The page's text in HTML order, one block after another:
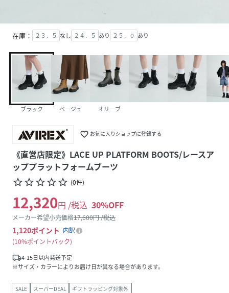
在庫： ２３．５ なし ２４．５ あり ２５．０ あり
ブラック ベージュ オリーブ
favorite_border お気に入りショップに登録する
《直営店限定》LACE UP PLATFORM BOOTS/レースア
ッププラットフォームブーツ
star_borderstar_borderstar_borderstar_borderstar_border (0件)
12,320円 /税込 30%OFF
メーカー希望小売価格17,600円 /税込
1,120ポイント 内訳
10%ポイントバック
local_shipping4-15日以内発送予定
※サイズ・カラーによりお届け日が異なる場合があります。
SALE スーパーDEAL ギフトラッピング対象外